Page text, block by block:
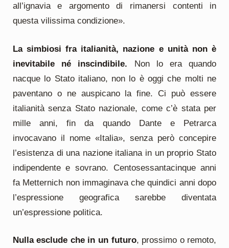
all’ignavia e argomento di rimanersi contenti in
questa vilissima condizione».
La simbiosi fra italianità, nazione e unità non è
inevitabile né inscindibile. Non lo era quando
nacque lo Stato italiano, non lo è oggi che molti ne
paventano o ne auspicano la fine. Ci può essere
italianità senza Stato nazionale, come c’è stata per
mille anni, fin da quando Dante e Petrarca
invocavano il nome «Italia», senza però concepire
l’esistenza di una nazione italiana in un proprio Stato
indipendente e sovrano. Centosessantacinque anni
fa Metternich non immaginava che quindici anni dopo
l’espressione geografica sarebbe diventata
un’espressione politica.
Nulla esclude che in un futuro, prossimo o remoto,